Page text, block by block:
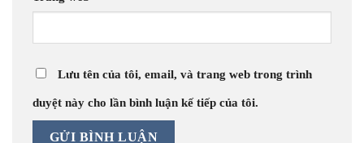
Lưu tên của tôi, email, và trang web trong trình
duyệt này cho lần bình luận kế tiếp của tôi.